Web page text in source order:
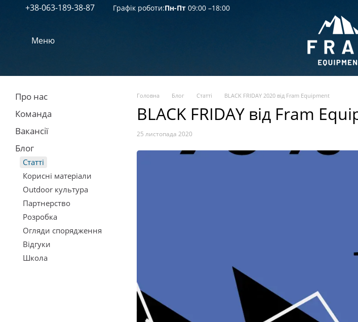
Перейти к основному контенту
+38-063-189-38-87 Графік роботи:Пн-Пт 09:00 –18:00
Меню
Головна Блог Статті BLACK FRIDAY 2020 від Fram Equipment
BLACK FRIDAY від Fram
25 листопада 2020
Про нас
Команда
Вакансії
Блог
Статті
Корисні матеріали
Outdoor культура
Партнерство
Розробка
Огляди спорядження
Відгуки
Школа